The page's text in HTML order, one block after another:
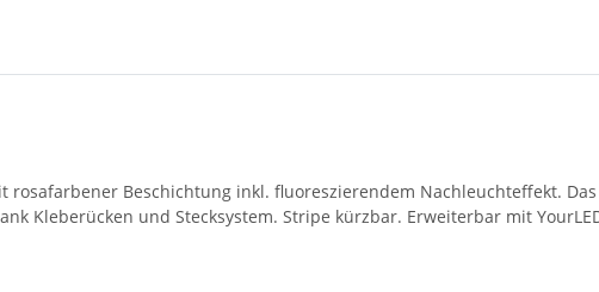
rosafarbener Beschichtung inkl. fluoreszierendem Nachleuchteffekt.
Kleberücken und Stecksystem. Stripe kürzbar. Erweiterbar mit